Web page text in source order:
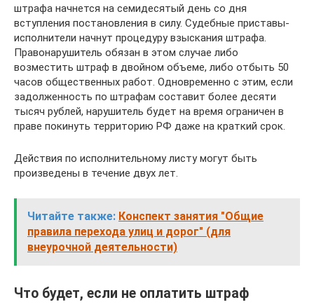
штрафа начнется на семидесятый день со дня
вступления постановления в силу. Судебные приставы-
исполнители начнут процедуру взыскания штрафа.
Правонарушитель обязан в этом случае либо
возместить штраф в двойном объеме, либо отбыть 50
часов общественных работ. Одновременно с этим, если
задолженность по штрафам составит более десяти
тысяч рублей, нарушитель будет на время ограничен в
праве покинуть территорию РФ даже на краткий срок.
Действия по исполнительному листу могут быть
произведены в течение двух лет.
Читайте также: Конспект занятия "Общие
правила перехода улиц и дорог" (для
внеурочной деятельности)
Что будет, если не оплатить штраф